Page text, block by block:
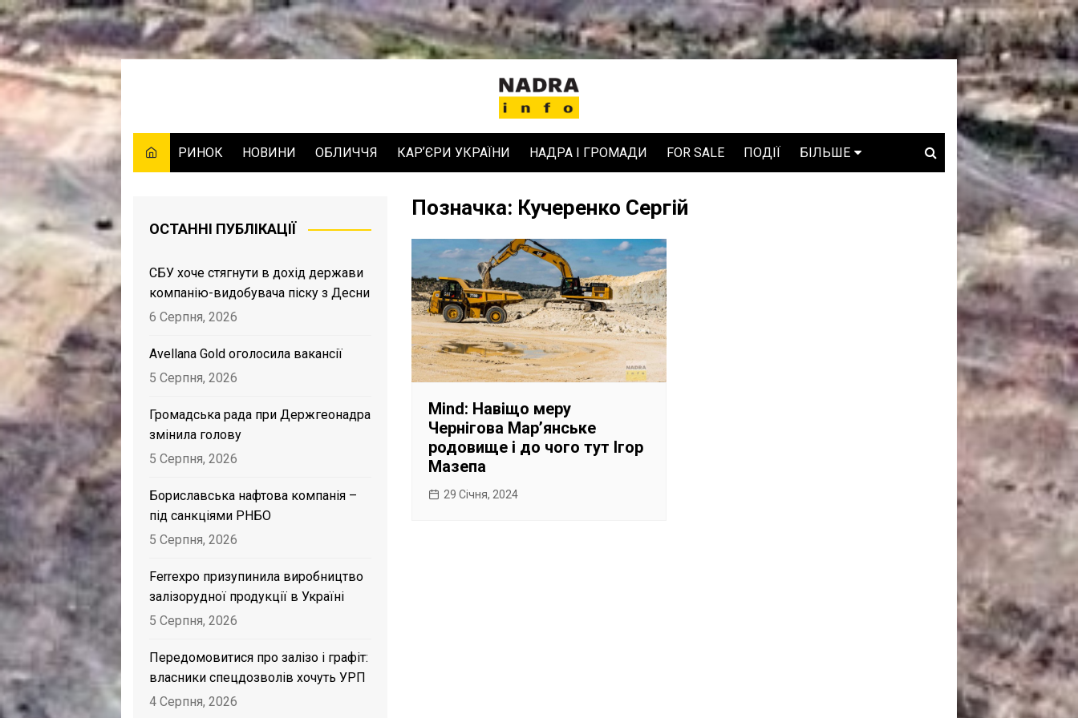
Skip
to
РИНОК НОВИНИ ОБЛИЧЧЯ КАРʼЄРИ УКРАЇНИ НАДРА І ГРОМАДИ FOR SALE ПОДІЇ БІЛЬШЕ
Позначка: Кучеренко Сергій
Mind: Навіщо меру
Чернігова Мар’янське
родовище і до чого тут Ігор
Мазепа
29 Січня, 2024
ОСТАННІ ПУБЛІКАЦІЇ
СБУ хоче стягнути в дохід держави
компанію-видобувача піску з Десни
6 Серпня, 2026
Avellana Gold оголосила вакансії
5 Серпня, 2026
Громадська рада при Держгеонадра
змінила голову
5 Серпня, 2026
Бориславська нафтова компанія –
під санкціями РНБО
5 Серпня, 2026
Ferrexpo призупинила виробництво
залізорудної продукції в Україні
5 Серпня, 2026
Передомовитися про залізо і графіт:
власники спецдозволів хочуть УРП
4 Серпня, 2026